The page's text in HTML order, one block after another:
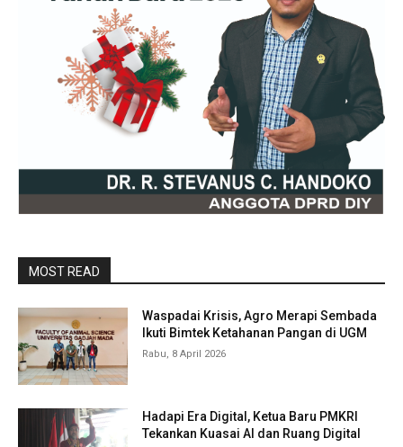
MOST READ
Waspadai Krisis, Agro Merapi Sembada
Ikuti Bimtek Ketahanan Pangan di UGM
Rabu, 8 April 2026
Hadapi Era Digital, Ketua Baru PMKRI
Tekankan Kuasai AI dan Ruang Digital